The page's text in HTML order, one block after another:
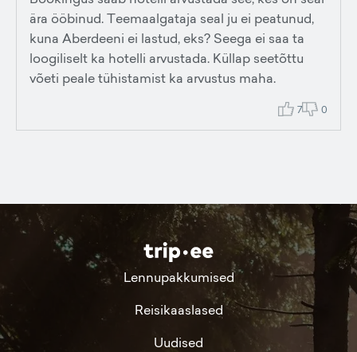
ära ööbinud. Teemaalgataja seal ju ei peatunud,
kuna Aberdeeni ei lastud, eks? Seega ei saa ta
loogiliselt ka hotelli arvustada. Küllap seetõttu
võeti peale tühistamist ka arvustus maha.
7 0
Lennupakkumised
Reisikaaslased
Uudised